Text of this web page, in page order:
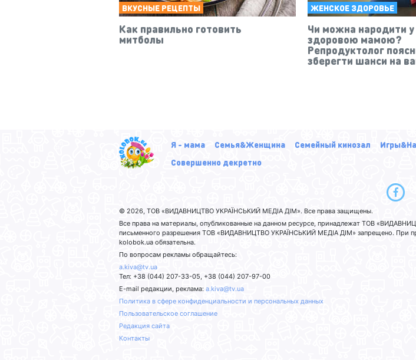
ВКУСНЫЕ РЕЦЕПТЫ
Как правильно готовить
митболы
ЖЕНСКОЕ ЗДОРОВЬЕ
Чи можна народити у
здоровою мамою?
Репродуктолог
зберегти шанси на
Я - мама Семья&Женщина Семейный кинозал
Совершенно декретно
© 2026, ТОВ «ВИДАВНИЦТВО УКРАЇНСЬКИЙ МЕДІА ДІМ». Все права защищены.
Все права на материалы, опубликованные на данном ресурсе, принадлежат ТОВ
письменного разрешения ТОВ «ВИДАВНИЦТВО УКРАЇНСЬКИЙ МЕДІА ДІМ» запрещено. При
kolobok.ua обязательна.
По вопросам рекламы обращайтесь:
a.kiva@tv.ua
Тел: +38 (044) 207-33-05, +38 (044) 207-97-00
E-mail редакции, реклама: a.kiva@tv.ua
Политика в сфере конфиденциальности и персональных данных
Пользовательское соглашение
Редакция сайта
Контакты